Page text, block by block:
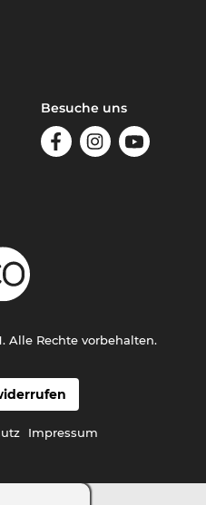
Besuche uns
Impressum
Alle Rechte vorbehalten.